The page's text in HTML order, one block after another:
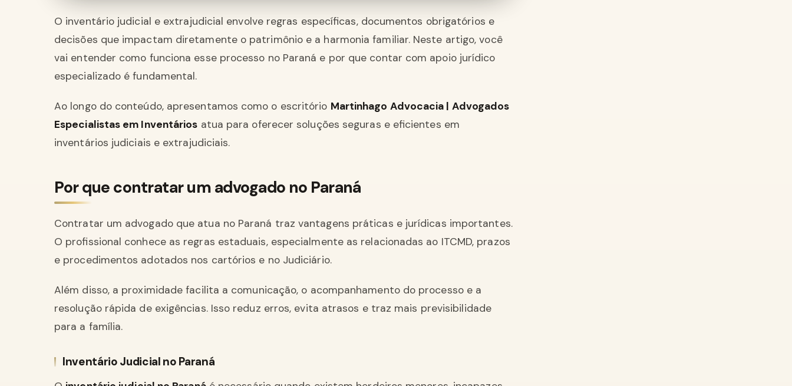
O inventário judicial e extrajudicial envolve regras específicas, documentos obrigatórios e
decisões que impactam diretamente o patrimônio e a harmonia familiar. Neste artigo, você
vai entender como funciona esse processo no Paraná e por que contar com apoio jurídico
especializado é fundamental.
Ao longo do conteúdo, apresentamos como o escritório Martinhago Advocacia | Advogados
Especialistas em Inventários atua para oferecer soluções seguras e eficientes em
inventários judiciais e extrajudiciais.
Por que contratar um advogado no Paraná
Contratar um advogado que atua no Paraná traz vantagens práticas e jurídicas importantes.
O profissional conhece as regras estaduais, especialmente as relacionadas ao ITCMD, prazos
e procedimentos adotados nos cartórios e no Judiciário.
Além disso, a proximidade facilita a comunicação, o acompanhamento do processo e a
resolução rápida de exigências. Isso reduz erros, evita atrasos e traz mais previsibilidade
para a família.
Inventário Judicial no Paraná